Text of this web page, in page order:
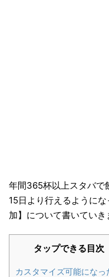
年間365杯以上スタバで
15日より行えるように
加】について書いていき
タップできる目次
カスタマイズ可能になっ